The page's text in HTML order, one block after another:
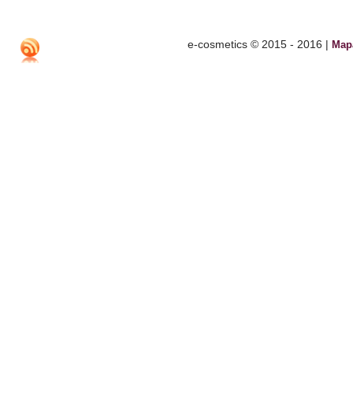
e-cosmetics © 2015 - 2016 |